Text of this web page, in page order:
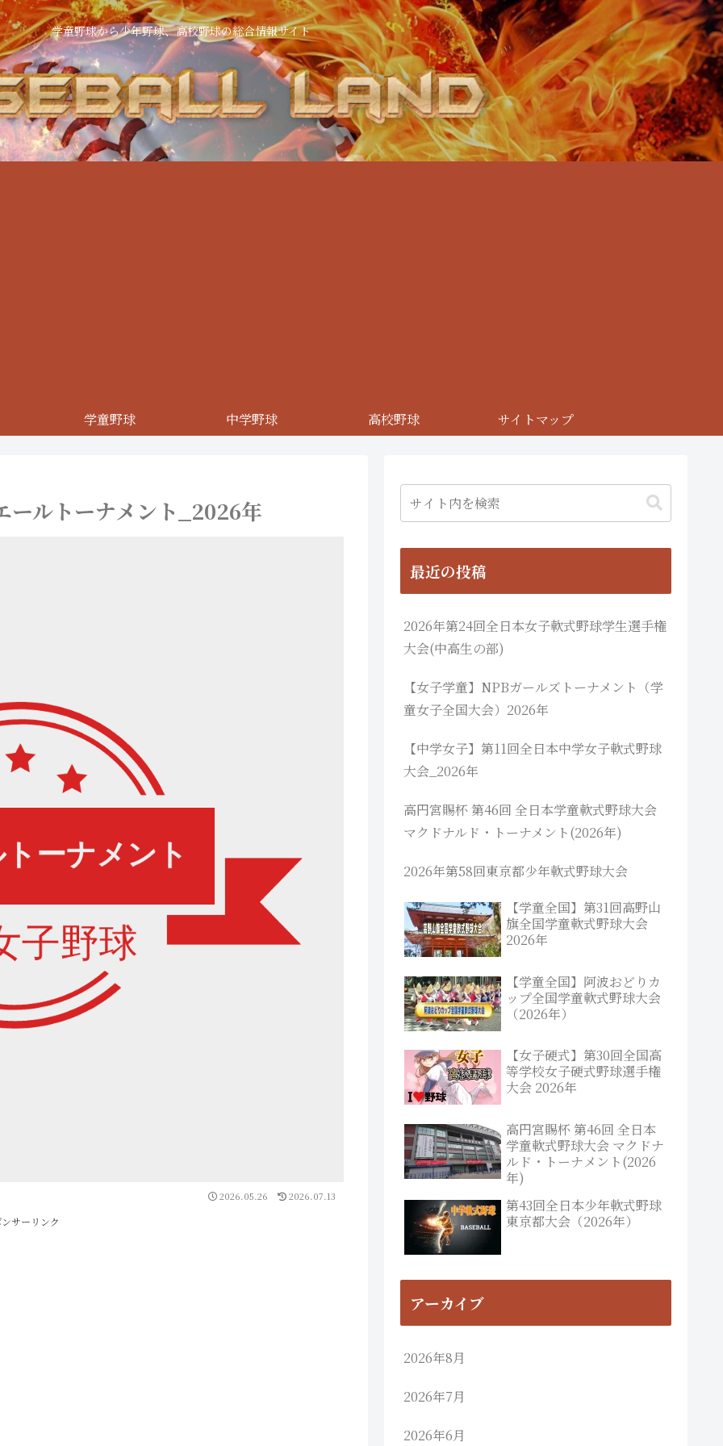
学童野球から少年野球、高校野球の総合情報サイト
学童野球 中学野球 高校野球 サイトマップ
ールトーナメント_2026年
2026.05.26 2026.07.13
サーリンク
最近の投稿
2026年第24回全日本女子軟式野球学生選手権
大会(中高生の部)
【女子学童】NPBガールズトーナメント（学
童女子全国大会）2026年
【中学女子】第11回全日本中学女子軟式野球
大会_2026年
高円宮賜杯 第46回 全日本学童軟式野球大会
マクドナルド・トーナメント(2026年)
2026年第58回東京都少年軟式野球大会
【学童全国】第31回高野山
旗全国学童軟式野球大会
2026年
【学童全国】阿波おどりカ
ップ全国学童軟式野球大会
（2026年）
【女子硬式】第30回全国高
等学校女子硬式野球選手権
大会 2026年
高円宮賜杯 第46回 全日本
学童軟式野球大会 マクドナ
ルド・トーナメント(2026
年)
第43回全日本少年軟式野球
東京都大会（2026年）
アーカイブ
2026年8月
2026年7月
2026年6月